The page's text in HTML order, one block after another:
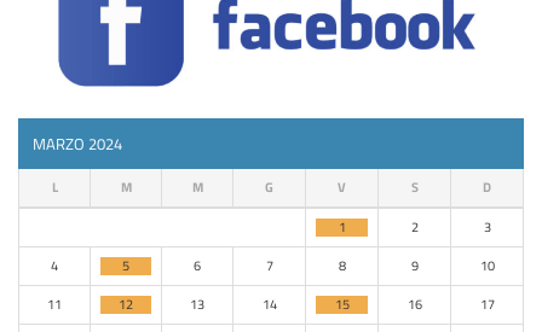
MARZO 2024
L M M G V S D
1 2
3
4
5 6 7 8 9
10
11
12 13 14 15 16
17